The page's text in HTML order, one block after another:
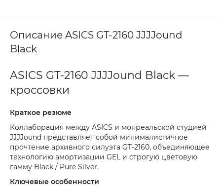
Описание ASICS GT-2160 JJJJound
Black
ASICS GT-2160 JJJJound Black —
кроссовки
Краткое резюме
Коллаборация между ASICS и монреальской студией
JJJJound представляет собой минималистичное
прочтение архивного силуэта GT-2160, объединяющее
технологию амортизации GEL и строгую цветовую
гамму Black / Pure Silver.
Ключевые особенности